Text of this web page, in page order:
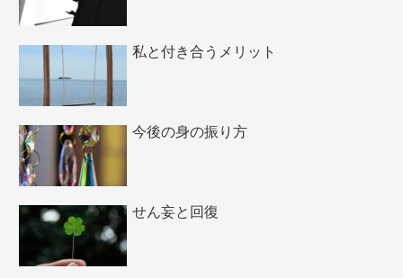
私と付き合うメリット
今後の身の振り方
せん妄と回復